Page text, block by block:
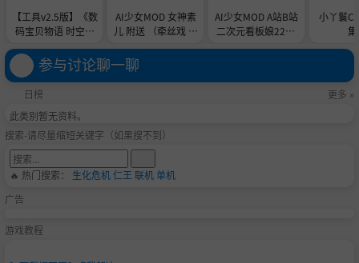
【工具v2.5版】《数
码宝贝物语 时空异
n Story Time Stran
ger HYPERVISOR》
-Build 21891774官
中免安装-简中31.1G
B
AI少女MOD 女神素
儿 附送 （牵丝戏 舞
AI少女MOD A站B站
二次元看板娘2233
小丫鬟
参与讨论聊一聊
日榜
更多 »
此类别暂无资料。
搜索-请尽量缩短关键字（如果搜不到）
🔥 热门搜索： 生化危机仁王 联机单机
广告
游戏教程